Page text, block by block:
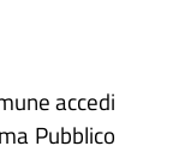
accedi
Pubblico